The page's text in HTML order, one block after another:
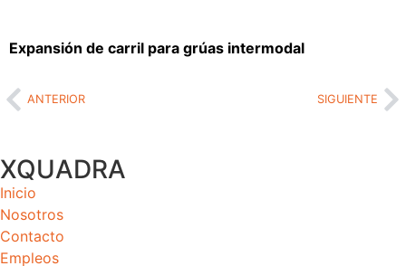
Expansión de carril para grúas intermodal
ANTERIOR SIGUIENTE
XQUADRA
Inicio
Nosotros
Contacto
Empleos